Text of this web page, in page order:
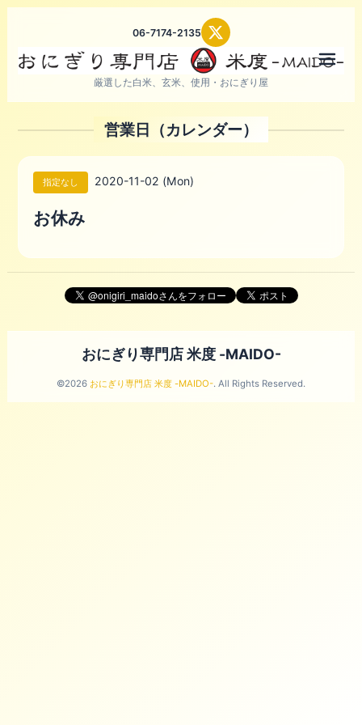
06-7174-2135
厳選した白米、玄米、使用・おにぎり屋
営業日（カレンダー）
指定なし 2020-11-02 (Mon)
お休み
おにぎり専門店 米度 -MAIDO-
©2026 おにぎり専門店 米度 -MAIDO-. All Rights Reserved.